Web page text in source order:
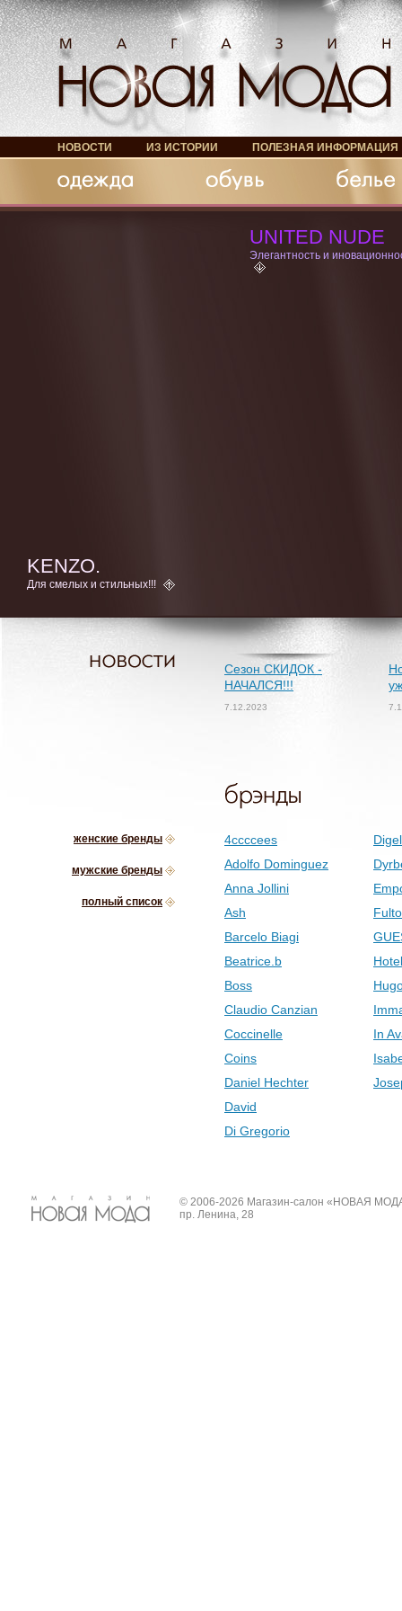
НОВОСТИ ИЗ ИСТОРИИ ПОЛЕЗНАЯ ИНФОРМАЦИЯ
Аксессуары
KENZO.
Для смелых и стильных!!!
UNITED NUDE
Элегантность и
Сезон СКИДОК -
НАЧАЛСЯ!!!
7.12.2023
женские бренды
мужские бренды
полный список
4ccccees
Adolfo Dominguez
Anna Jollini
Ash
Barcelo Biagi
Beatrice.b
Boss
Claudio Canzian
Coccinelle
Coins
Daniel Hechter
David
Di Gregorio
Digel
In
© 2006-2026 Магазин-салон «НОВАЯ
пр. Ленина, 28